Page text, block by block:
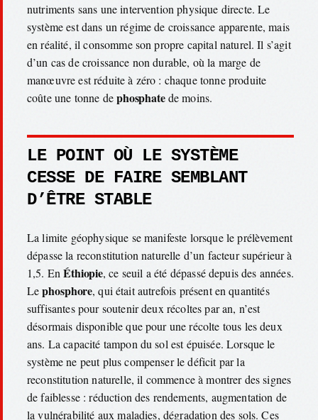
nutriments sans une intervention physique directe. Le
système est dans un régime de croissance apparente, mais
en réalité, il consomme son propre capital naturel. Il s’agit
d’un cas de croissance non durable, où la marge de
manœuvre est réduite à zéro : chaque tonne produite
coûte une tonne dephosphatede moins.
LE POINT OÙ LE SYSTÈME
CESSE DE FAIRE SEMBLANT
D’ÊTRE STABLE
La limite géophysique se manifeste lorsque le prélèvement
dépasse la reconstitution naturelle d’un facteur supérieur à
1,5. EnÉthiopie, ce seuil a été dépassé depuis des années.
Lephosphore, qui était autrefois présent en quantités
suffisantes pour soutenir deux récoltes par an, n’est
désormais disponible que pour une récolte tous les deux
ans. La capacité tampon du sol est épuisée. Lorsque le
système ne peut plus compenser le déficit par la
reconstitution naturelle, il commence à montrer des signes
de faiblesse : réduction des rendements, augmentation de
la vulnérabilité aux maladies, dégradation des sols. Ces